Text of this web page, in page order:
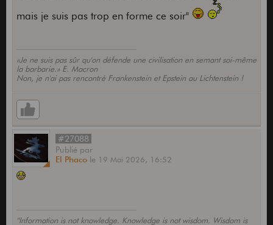
mais je suis pas trop en forme ce soir"
«Je ne suis pas sûr qu'on défende une civilisation en semant soi-même
la barbarie.» E. Macron
Non, je n'ai pas rencontré Frankenstein et Epstein au Lichtenstein !
#27088
Publié par
El Phaco le 19 Mai 2026, 16:52
"Information is not knowledge. Knowledge is not wisdom. Wisdom is